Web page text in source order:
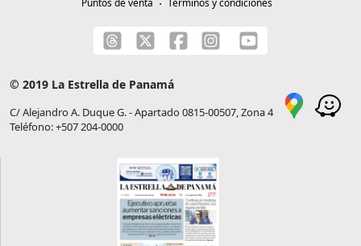
Puntos de venta
Términos y condiciones
© 2019 La Estrella de Panamá
C/ Alejandro A. Duque G. - Apartado 0815-00507, Zona 4
Teléfono: +507 204-0000